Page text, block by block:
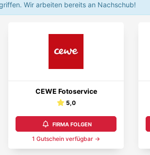
Wir arbeiten bereits an Nachschub!
CEWE Fotoservice
5,0
FIRMA FOLGEN
1Gutschein verfügbar →